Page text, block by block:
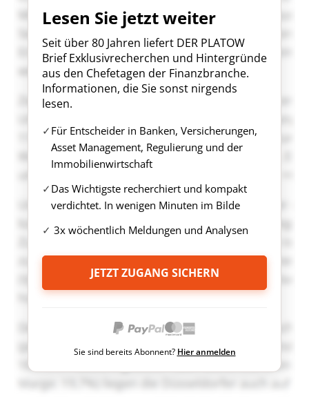
Lesen Sie jetzt weiter
Seit über 80 Jahren liefert DER PLATOW
Brief Exklusivrecherchen und Hintergründe
aus den Chefetagen der Finanzbranche.
Informationen, die Sie sonst nirgends
lesen.
Für Entscheider in Banken, Versicherungen,
Asset Management, Regulierung und der
Immobilienwirtschaft
Das Wichtigste recherchiert und kompakt
verdichtet. In wenigen Minuten im Bilde
3x wöchentlich Meldungen und Analysen
JETZT ZUGANG SICHERN
Sie sind bereits Abonnent? Hier anmelden